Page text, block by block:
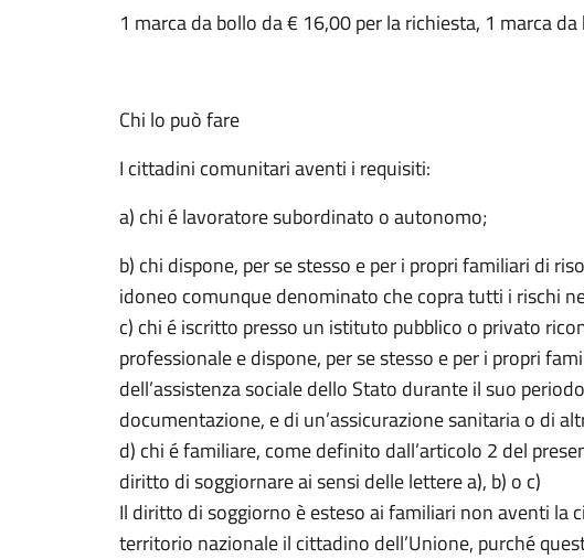
1 marca da bollo da € 16,00 per la richiesta, 1 marca
Chi lo può fare
I cittadini comunitari aventi i requisiti:
a) chi é lavoratore subordinato o autonomo;
b) chi dispone, per se stesso e per i propri familiari di
idoneo comunque denominato che copra tutti i rischi
c) chi é iscritto presso un istituto pubblico o privato
professionale e dispone, per se stesso e per i propri
dell’assistenza sociale dello Stato durante il suo
documentazione, e di un’assicurazione sanitaria o di
d) chi é familiare, come definito dall’articolo 2 del
diritto di soggiornare ai sensi delle lettere a), b) o c)
Il diritto di soggiorno è esteso ai familiari non aventi
territorio nazionale il cittadino dell’Unione, purché